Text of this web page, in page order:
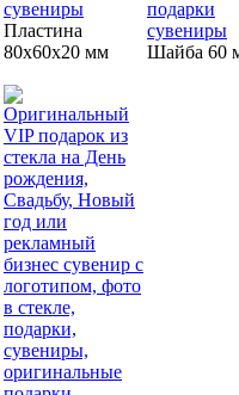
Пластина
80х60х20 мм
Шайба 60